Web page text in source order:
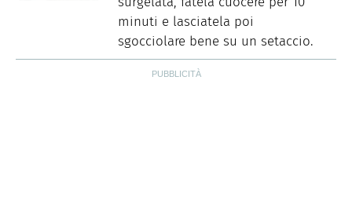
minuti e lasciatela poi
sgocciolare bene su un setaccio.